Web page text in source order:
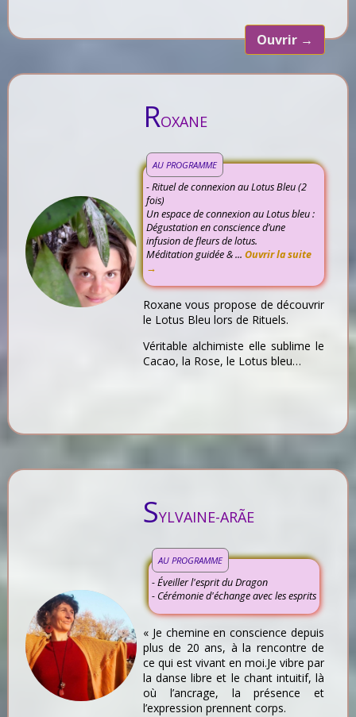
Ouvrir →
ROXANE
AU PROGRAMME
- Rituel de connexion au Lotus Bleu (2
fois)
Un espace de connexion au Lotus bleu :
Dégustation en conscience d’une
infusion de fleurs de lotus.
Méditation guidée & ... Ouvrir la suite
→
Roxane vous propose de découvrir
le Lotus Bleu lors de Rituels.
Véritable alchimiste elle sublime le
Cacao, la Rose, le Lotus bleu…
SYLVAINE-ARÃE
AU PROGRAMME
- Éveiller l'esprit du Dragon
- Cérémonie d'échange avec les esprits
« Je chemine en conscience depuis
plus de 20 ans, à la rencontre de
ce qui est vivant en moi.Je vibre par
la danse libre et le chant intuitif, là
où l’ancrage, la présence et
l’expression prennent corps.